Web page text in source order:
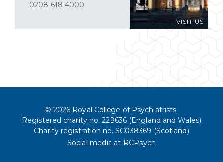
VISIT US
0208 618 4000
© 2026 Royal College of Psychiatrists.
Registered charity no. 228636 (England and Wales)
Charity registration no. SC038369 (Scotland)
Social media at RCPsych